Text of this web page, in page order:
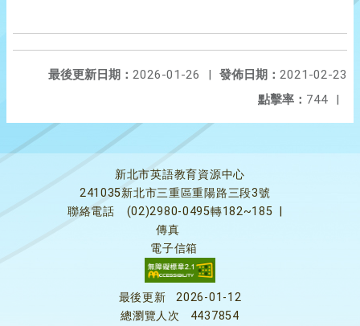
發佈日期： 2021-02-23
最後更新日期： 2026-01-26
|
點擊率： 744 |
新北市英語教育資源中心
241035新北市三重區重陽路三段3號
聯絡電話
(02)2980-0495轉182~185
傳真
電子信箱
最後更新
2026-01-12
總瀏覽人次
4437854